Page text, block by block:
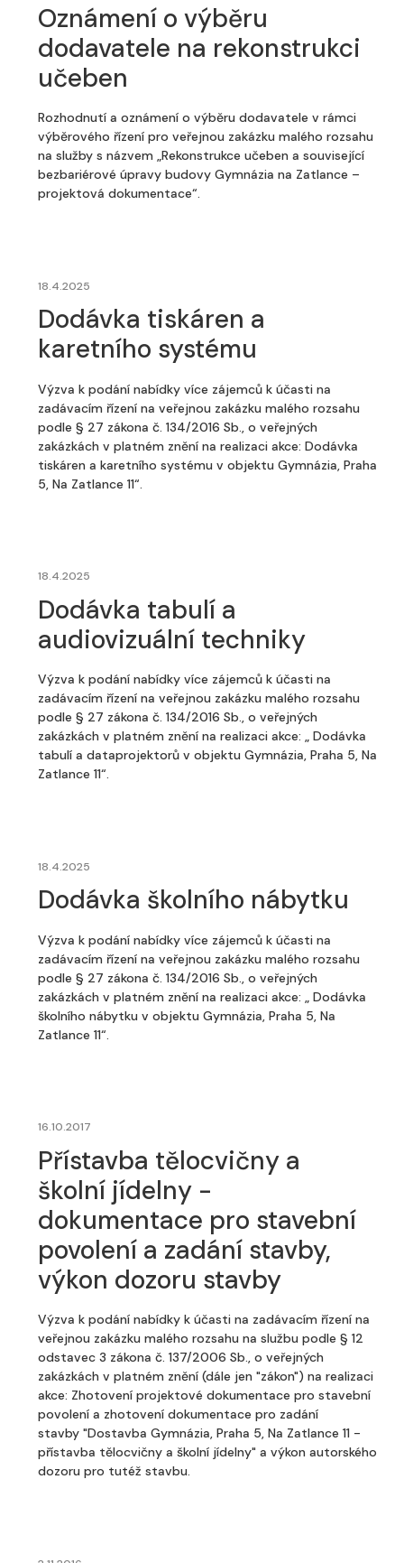
Oznámení o výběru
dodavatele na rekonstrukci
učeben
Rozhodnutí a oznámení o výběru dodavatele v rámci
výběrového řízení pro veřejnou zakázku malého rozsahu
na služby s názvem „Rekonstrukce učeben a související
bezbariérové úpravy budovy Gymnázia na Zatlance –
projektová dokumentace“.
18.4.2025
Dodávka tiskáren a
karetního systému
Výzva k podání nabídky více zájemců k účasti na
zadávacím řízení na veřejnou zakázku malého rozsahu
podle § 27 zákona č. 134/2016 Sb., o veřejných
zakázkách v platném znění na realizaci akce: Dodávka
tiskáren a karetního systému v objektu Gymnázia, Praha
5, Na Zatlance 11“.
18.4.2025
Dodávka tabulí a
audiovizuální techniky
Výzva k podání nabídky více zájemců k účasti na
zadávacím řízení na veřejnou zakázku malého rozsahu
podle § 27 zákona č. 134/2016 Sb., o veřejných
zakázkách v platném znění na realizaci akce: „ Dodávka
tabulí a dataprojektorů v objektu Gymnázia, Praha 5, Na
Zatlance 11“.
18.4.2025
Dodávka školního nábytku
Výzva k podání nabídky více zájemců k účasti na
zadávacím řízení na veřejnou zakázku malého rozsahu
podle § 27 zákona č. 134/2016 Sb., o veřejných
zakázkách v platném znění na realizaci akce: „ Dodávka
školního nábytku v objektu Gymnázia, Praha 5, Na
Zatlance 11“.
16.10.2017
Přístavba tělocvičny a
školní jídelny -
dokumentace pro stavební
povolení a zadání stavby,
výkon dozoru stavby
Výzva k podání nabídky k účasti na zadávacím řízení na
veřejnou zakázku malého rozsahu na službu podle § 12
odstavec 3 zákona č. 137/2006 Sb., o veřejných
zakázkách v platném znění (dále jen "zákon") na realizaci
akce: Zhotovení projektové dokumentace pro stavební
povolení a zhotovení dokumentace pro zadání
stavby "Dostavba Gymnázia, Praha 5, Na Zatlance 11 -
přístavba tělocvičny a školní jídelny" a výkon autorského
dozoru pro tutéž stavbu.